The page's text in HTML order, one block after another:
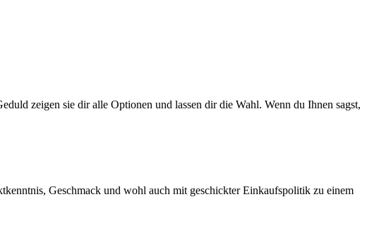
zeigen sie dir alle Optionen und lassen dir die Wahl. Wenn du Ihnen sagst,
Geschmack und wohl auch mit geschickter Einkaufspolitik zu einem